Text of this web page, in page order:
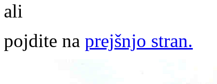
ali
pojdite na prejšnjo stran.